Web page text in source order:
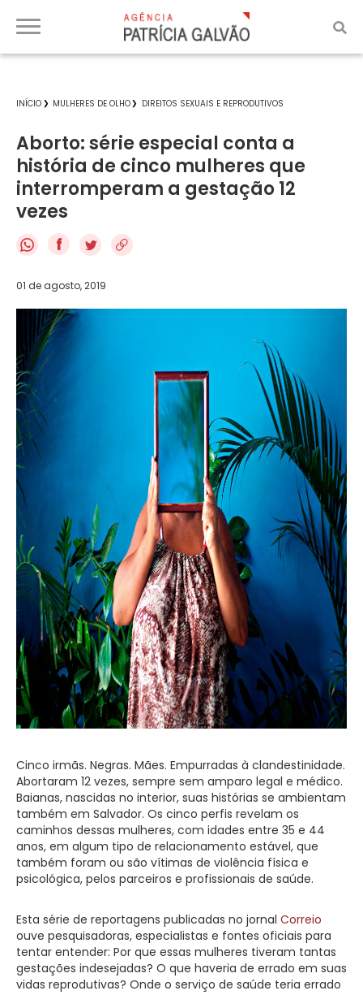
INÍCIO MULHERES DE OLHO DIREITOS SEXUAIS E REPRODUTIVOS
Aborto: série especial conta a
história de cinco mulheres que
interromperam a gestação 12
vezes
f
01 de agosto, 2019
Cinco irmãs. Negras. Mães. Empurradas à clandestinidade.
Abortaram 12 vezes, sempre sem amparo legal e médico.
Baianas, nascidas no interior, suas histórias se ambientam
também em Salvador. Os cinco perfis revelam os
caminhos dessas mulheres, com idades entre 35 e 44
anos, em algum tipo de relacionamento estável, que
também foram ou são vítimas de violência física e
psicológica, pelos parceiros e profissionais de saúde.
Esta série de reportagens publicadas no jornal Correio
ouve pesquisadoras, especialistas e fontes oficiais para
tentar entender: Por que essas mulheres tiveram tantas
gestações indesejadas? O que haveria de errado em suas
vidas reprodutivas? Onde o serviço de saúde teria errado